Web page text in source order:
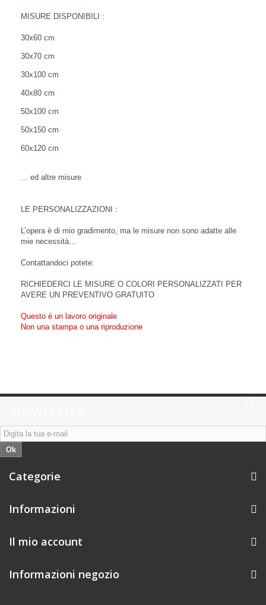
MISURE DISPONIBILI :
30x60 cm
30x70 cm
30x100 cm
40x80 cm
50x100 cm
50x150 cm
60x120 cm
... ed altre misure
LE PERSONALIZZAZIONI :
L’opera è di mio gradimento, ma le misure non sono adatte alle
mie necessità...
Contattandoci potete:
RICHIEDERCI LE MISURE O COLORI PERSONALIZZATI PER
AVERE UN PREVENTIVO GRATUITO
Questo è un lavoro originale
Non una stampa o una riproduzione
Ok
Categorie
Informazioni
Il mio account
Informazioni negozio